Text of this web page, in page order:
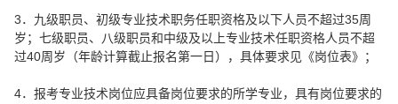
3．九级职员、初级专业技术职务任职资格及以下人员不超过35周
岁；七级职员、八级职员和中级及以上专业技术任职资格人员不超
过40周岁（年龄计算截止报名第一日），具体要求见《岗位表》；
4．报考专业技术岗位应具备岗位要求的所学专业，具有岗位要求的